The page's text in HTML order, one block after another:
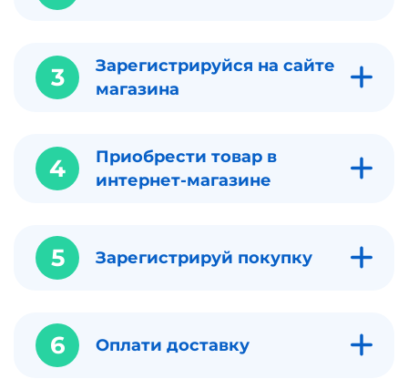
3
Зарегистрируйся на сайте
магазина
4
Приобрести товар в
интернет-магазине
5 Зарегистрируй покупку
6 Оплати доставку